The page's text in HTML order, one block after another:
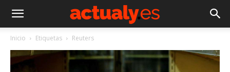
Inicio Etiquetas Reuters